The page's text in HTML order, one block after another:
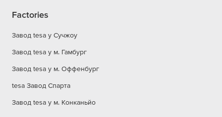
Factories
Завод tesa у Сучжоу
Завод tesa у м. Гамбург
Завод tesa у м. Оффенбург
tesa Завод Спарта
Завод tesa у м. Конканьйо